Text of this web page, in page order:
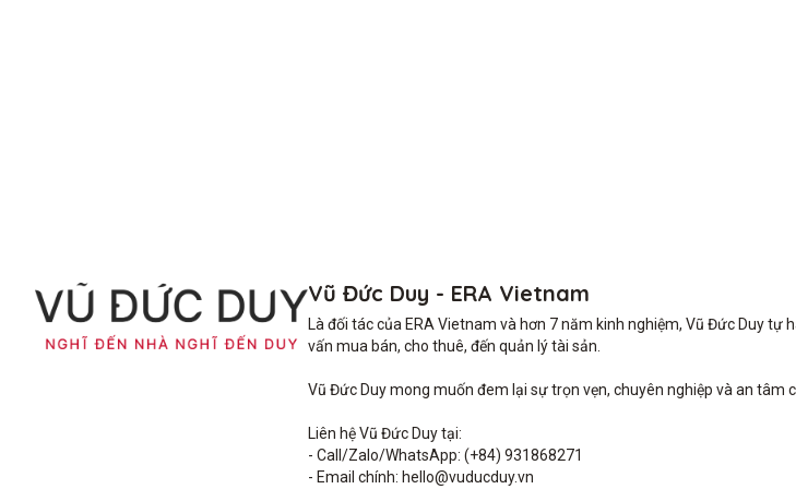
Vũ Đức Duy - ERA Vietnam
Là đối tác của ERA Vietnam và hơn 7 năm kinh nghiệm, Vũ Đức Duy
vấn mua bán, cho thuê, đến quản lý tài sản.
Vũ Đức Duy mong muốn đem lại sự trọn vẹn, chuyên nghiệp và an tâm
Liên hệ Vũ Đức Duy tại:
- Call/Zalo/WhatsApp: (+84) 931868271
- Email chính: hello@vuducduy.vn